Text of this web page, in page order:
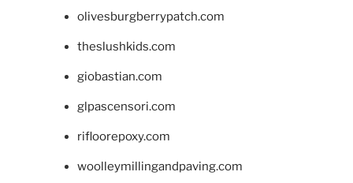
olivesburgberrypatch.com
theslushkids.com
giobastian.com
glpascensori.com
rifloorepoxy.com
woolleymillingandpaving.com